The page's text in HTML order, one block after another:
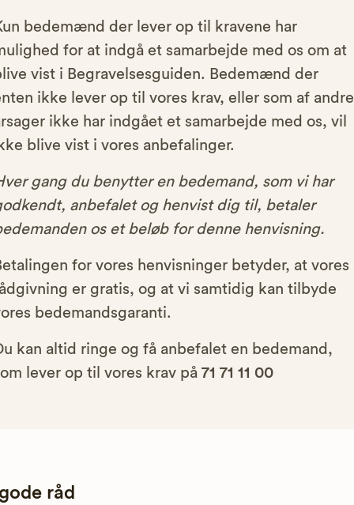
bedemænd der lever op til kravene har
for at indgå et samarbejde med os om at
vist i Begravelsesguiden. Bedemænd der
ikke lever op til vores krav, eller som af andre
ikke har indgået et samarbejde med os, vil
blive vist i vores anbefalinger.
gang du benytter en bedemand, som vi har
anbefalet og henvist dig til, betaler
os et beløb for denne henvisning.
for vores henvisninger betyder, at vores
er gratis, og at vi samtidig kan tilbyde
bedemandsgaranti.
kan altid ringe og få anbefalet en bedemand,
lever op til vores krav på 71 71 11 00
råd